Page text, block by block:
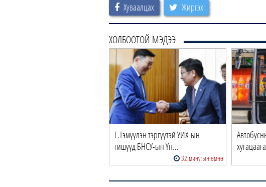
Хуваалцах Жиргэх
ХОЛБООТОЙ МЭДЭЭ
Г.Тэмүүлэн тэргүүтэй УИХ-ын
гишүүд БНСУ-ын Үн…
32 минутын өмнө